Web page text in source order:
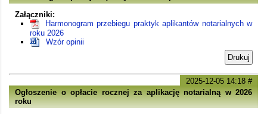
Załączniki:
Harmonogram przebiegu praktyk aplikantów notarialnych w
roku 2026
Wzór opinii
Drukuj
2025-12-05 14:18 #
Ogłoszenie o opłacie rocznej za aplikację notarialną w 2026
roku